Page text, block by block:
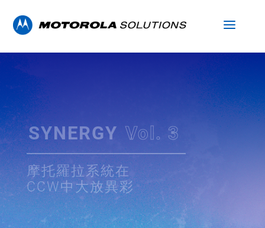
SYNERGY Vol. 3
摩托羅拉系統在
CCW中大放異彩